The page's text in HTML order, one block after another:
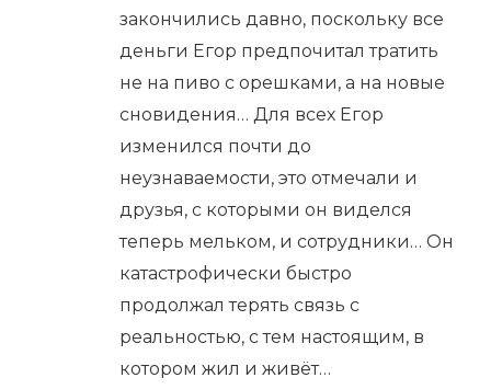
закончились давно, поскольку все
деньги Егор предпочитал тратить
не на пиво с орешками, а на новые
сновидения… Для всех Егор
изменился почти до
неузнаваемости, это отмечали и
друзья, с которыми он виделся
теперь мельком, и сотрудники… Он
катастрофически быстро
продолжал терять связь с
реальностью, с тем настоящим, в
котором жил и живёт…